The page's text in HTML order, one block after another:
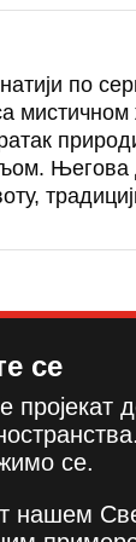
по
Његова
се
се.
нашем